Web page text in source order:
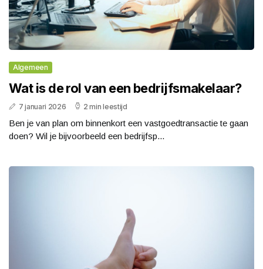
Algemeen
Wat is de rol van een bedrijfsmakelaar?
7 januari 2026 2 min leestijd
Ben je van plan om binnenkort een vastgoedtransactie te gaan
doen? Wil je bijvoorbeeld een bedrijfsp...